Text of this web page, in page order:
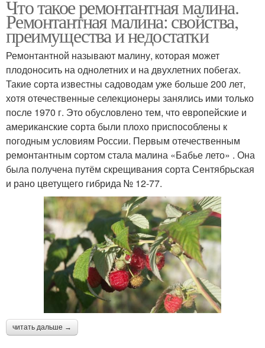
Что такое ремонтантная малина.
Ремонтантная малина: свойства,
преимущества и недостатки
Ремонтантной называют малину, которая может
плодоносить на однолетних и на двухлетних побегах.
Такие сорта известны садоводам уже больше 200 лет,
хотя отечественные селекционеры занялись ими только
после 1970 г. Это обусловлено тем, что европейские и
американские сорта были плохо приспособлены к
погодным условиям России. Первым отечественным
ремонтантным сортом стала малина «Бабье лето» . Она
была получена путём скрещивания сорта Сентябрьская
и рано цветущего гибрида № 12-77.
читать дальше →